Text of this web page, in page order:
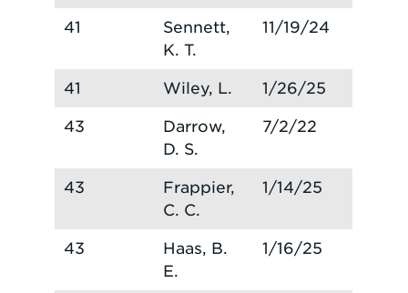
41
Sennett,
K. T.
11/19/24
41 Wiley, L. 1/26/25
43
Darrow,
D. S.
7/2/22
43
Frappier,
C. C.
1/14/25
43
Haas, B.
E.
1/16/25